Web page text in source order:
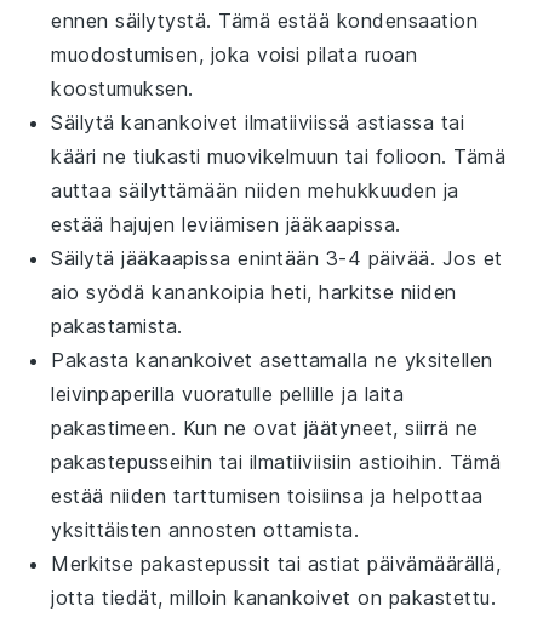
ennen säilytystä. Tämä estää kondensaation
muodostumisen, joka voisi pilata ruoan
koostumuksen.
Säilytäkanankoivet ilmatiiviissä astiassa tai
kääri ne tiukastimuovikelmuun tai folioon. Tämä
auttaa säilyttämään niiden mehukkuuden ja
estää hajujen leviämisen jääkaapissa.
Säilytä jääkaapissa enintään 3-4 päivää. Jos et
aio syödäkanankoipia heti, harkitse niiden
pakastamista.
Pakastakanankoivet asettamalla ne yksitellen
leivinpaperilla vuoratulle pellille ja laita
pakastimeen. Kun ne ovat jäätyneet, siirrä ne
pakastepusseihin tai ilmatiiviisiin astioihin. Tämä
estää niiden tarttumisen toisiinsa ja helpottaa
yksittäisten annosten ottamista.
Merkitse pakastepussit tai astiat päivämäärällä,
jotta tiedät, milloinkanankoivet on pakastettu.